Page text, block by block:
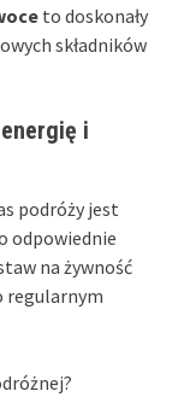
to doskonały
składników
i
podróży jest
odpowiednie
na żywność
regularnym